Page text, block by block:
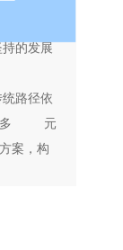
的发展
路径依
合多 元
案，构